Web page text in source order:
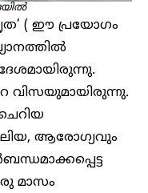
( ഈ പ്രയോഗം
വിസയുമായിരുന്നു.
ആരോഗ്യവും
മാസം